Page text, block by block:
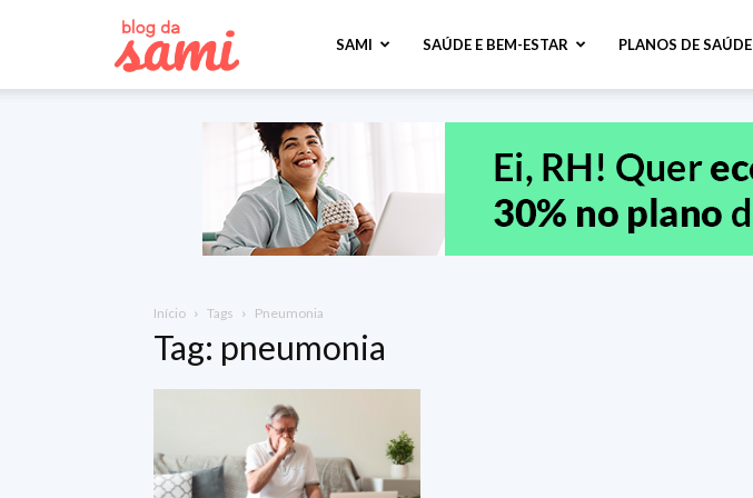
Saúde
SAMI SAÚDE E BEM-ESTAR PLANOS DE SAÚDE
Início Tags Pneumonia
Tag: pneumonia